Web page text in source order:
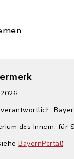
des Innern, für
BayernPortal)